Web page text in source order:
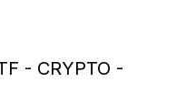
- CRYPTO -